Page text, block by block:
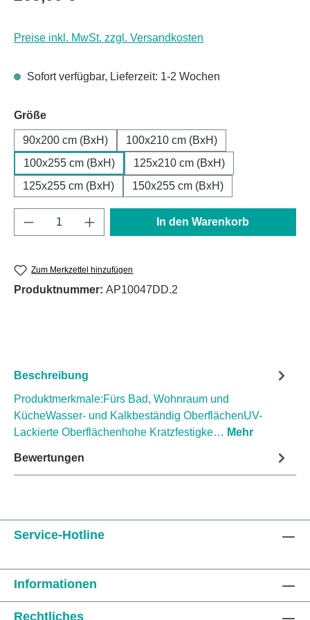
Preise inkl. MwSt. zzgl. Versandkosten
Sofort verfügbar, Lieferzeit: 1-2 Wochen
Größeauswählen
90x200 cm (BxH)
100x210 cm (BxH)
100x255 cm (BxH)
125x210 cm (BxH)
125x255 cm (BxH)
150x255 cm (BxH)
Produkt Anzahl: Gib den gewünschten
In den Warenkorb
Zum Merkzettel hinzufügen
Produktnummer: AP10047DD.2
Beschreibung
Produktmerkmale:Fürs Bad, Wohnraum und
KücheWasser- und Kalkbeständig OberflächenUV-
Lackierte Oberflächenhohe Kratzfestigke… Mehr
Bewertungen
Service-Hotline
Informationen
Rechtliches